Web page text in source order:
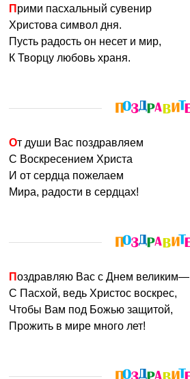
Прими пасхальный сувенир
Христова символ дня.
Пусть радость он несет и мир,
К Творцу любовь храня.
От души Вас поздравляем
С Воскресением Христа
И от сердца пожелаем
Мира, радости в сердцах!
Поздравляю Вас с Днем великим—
С Пасхой, ведь Христос воскрес,
Чтобы Вам под Божью защитой,
Прожить в мире много лет!